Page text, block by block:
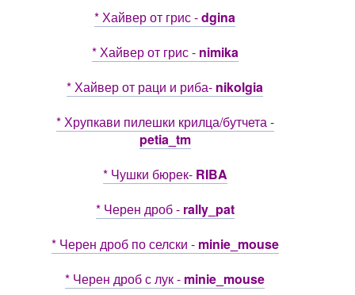
* Хайвер от грис -dgina
* Хайвер от грис - nimika
* Хайвер от раци и риба- nikolgia
* Хрупкави пилешки крилца/бутчета -
petia_tm
* Чушки бюрек- RIBA
* Черен дроб - rally_pat
* Черен дроб по селски - minie_mouse
* Черен дроб с лук - minie_mouse